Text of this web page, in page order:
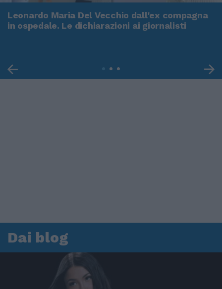
Leonardo Maria Del Vecchio dall'ex compagna
in ospedale. Le dichiarazioni ai giornalisti
Dai blog